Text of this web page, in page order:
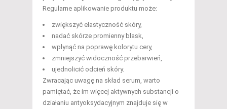
Regularne aplikowanie produktu może:
zwiększyć elastyczność skóry,
nadać skórze promienny blask,
wpłynąć na poprawę kolorytu cery,
zmniejszyć widoczność przebarwień,
ujednolicić odcień skóry.
Zwracając uwagę na skład serum, warto
pamiętać, że im więcej aktywnych substancji o
działaniu antyoksydacyjnym znajduje się w